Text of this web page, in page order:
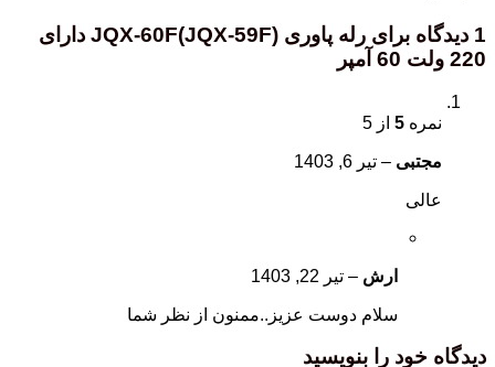
1 دیدگاه برای
رله پاوری JQX-60F(JQX-59F) دارای
220 ولت 60 آمپر
نمره 5 از 5
مجتبی – تیر 6, 1403
عالی
ارش – تیر 22, 1403
سلام دوست عزیز..ممنون از نظر شما
دیدگاه خود را بنویسید